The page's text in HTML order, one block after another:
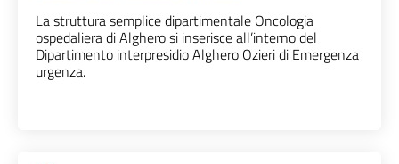
La struttura semplice dipartimentale Oncologia
ospedaliera di Alghero si inserisce all’interno del
Dipartimento interpresidio Alghero Ozieri di Emergenza
urgenza.